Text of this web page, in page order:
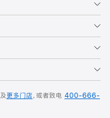
及更多门店，或者致电 400-666-